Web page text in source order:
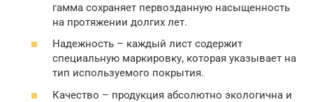
гамма сохраняет первозданную насыщенность
на протяжении долгих лет.
Надежность – каждый лист содержит
специальную маркировку, которая указывает на
тип используемого покрытия.
Качество – продукция абсолютно экологична и